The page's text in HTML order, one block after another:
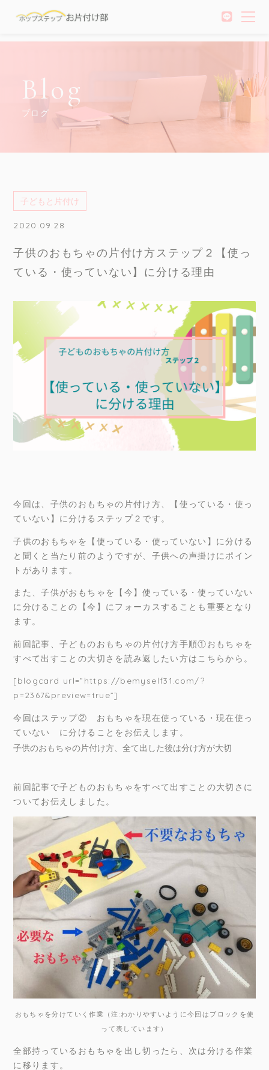
Blog
ブログ
子どもと片付け
2020.09.28
子供のおもちゃの片付け方ステップ２【使っ
ている・使っていない】に分ける理由
今回は、子供のおもちゃの片付け方、【使っている・使っ
ていない】に分けるステップ２です。
子供のおもちゃを【使っている・使っていない】に分ける
と聞くと当たり前のようですが、子供への声掛けにポイン
トがあります。
また、子供がおもちゃを【今】使っている・使っていない
に分けることの【今】にフォーカスすることも重要となり
ます。
前回記事、子どものおもちゃの片付け方手順①おもちゃを
すべて出すことの大切さを読み返したい方はこちらから。
[blogcard url=”https://bemyself31.com/?
p=2367&preview=true”]
今回はステップ② おもちゃを現在使っている・現在使っ
ていない に分けることをお伝えします。
子供のおもちゃの片付け方、全て出した後は分け方が大切
前回記事で子どものおもちゃをすべて出すことの大切さに
ついてお伝えしました。
おもちゃを分けていく作業（注:わかりやすいように今回はブロックを使
って表しています）
全部持っているおもちゃを出し切ったら、次は分ける作業
に移ります。